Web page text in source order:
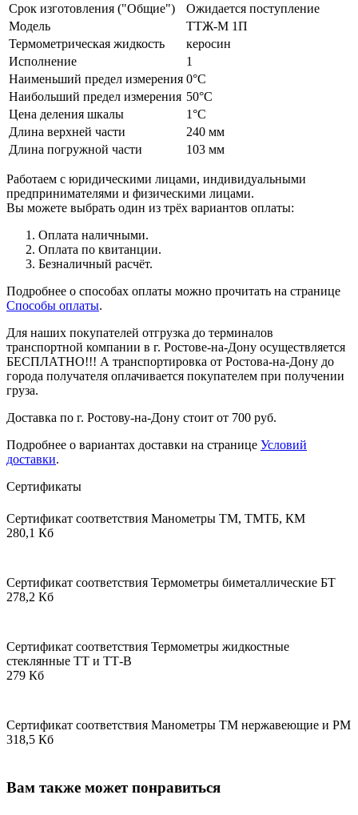
Срок изготовления ("Общие")
Ожидается поступление
Модель
ТТЖ-М 1П
Термометрическая жидкость
керосин
Исполнение
1
Наименьший предел измерения 0°C
Наибольший предел измерения 50°C
Цена деления шкалы
1°C
Длина верхней части
240 мм
Длина погружной части
103 мм
Работаем с юридическими лицами, индивидуальными
предпринимателями и физическими лицами.
Вы можете выбрать один из трёх вариантов оплаты:
Оплата наличными.
Оплата по квитанции.
Безналичный расчёт.
Подробнее о способах оплаты можно прочитать на странице
Способы оплаты.
Для наших покупателей отгрузка до терминалов
транспортной компании в г. Ростове-на-Дону осуществляется
БЕСПЛАТНО!!! А транспортировка от Ростова-на-Дону до
города получателя оплачивается покупателем при получении
груза.
Доставка по г. Ростову-на-Дону стоит от 700 руб.
Подробнее о вариантах доставки на странице Условий
доставки.
Сертификаты
Сертификат соответствия Манометры ТМ, ТМТБ, КМ
280,1 Кб
Сертификат соответствия Термометры биметаллические БТ
278,2 Кб
Сертификат соответствия Термометры жидкостные
стеклянные ТТ и ТТ-В
279 Кб
Сертификат соответствия Манометры ТМ нержавеющие и РМ
318,5 Кб
Вам также может понравиться